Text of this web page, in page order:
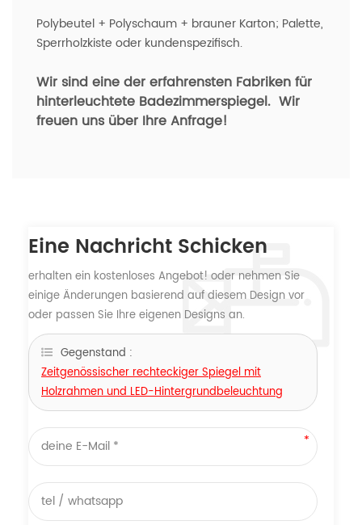
Polybeutel + Polyschaum + brauner Karton; Palette,
Sperrholzkiste oder kundenspezifisch.
Wir sind eine der erfahrensten Fabriken für
hinterleuchtete Badezimmerspiegel. Wir
freuen uns über Ihre Anfrage!
Eine Nachricht Schicken
erhalten ein kostenloses Angebot! oder nehmen Sie
einige Änderungen basierend auf diesem Design vor
oder passen Sie Ihre eigenen Designs an.
Gegenstand :
Zeitgenössischer rechteckiger Spiegel mit
Holzrahmen und LED-Hintergrundbeleuchtung